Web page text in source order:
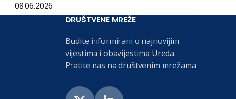
08.06.2026
DRUŠTVENE MREŽE
Budite informirani o najnovijim
vijestima i obavijestima Ureda.
Pratite nas na društvenim mrežama